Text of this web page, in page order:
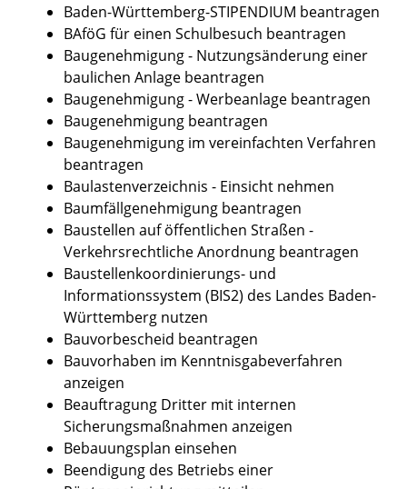
Baden-Württemberg-STIPENDIUM beantragen
BAföG für einen Schulbesuch beantragen
Baugenehmigung - Nutzungsänderung einer
baulichen Anlage beantragen
Baugenehmigung - Werbeanlage beantragen
Baugenehmigung beantragen
Baugenehmigung im vereinfachten Verfahren
beantragen
Baulastenverzeichnis - Einsicht nehmen
Baumfällgenehmigung beantragen
Baustellen auf öffentlichen Straßen -
Verkehrsrechtliche Anordnung beantragen
Baustellenkoordinierungs- und
Informationssystem (BIS2) des Landes Baden-
Württemberg nutzen
Bauvorbescheid beantragen
Bauvorhaben im Kenntnisgabeverfahren
anzeigen
Beauftragung Dritter mit internen
Sicherungsmaßnahmen anzeigen
Bebauungsplan einsehen
Beendigung des Betriebs einer